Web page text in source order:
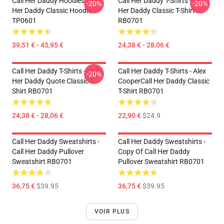
Her Daddy Classic Hoodie
TP0601
39,51 € - 45,95 €
-20%
Her Daddy Classic T-Shirt
RB0701
24,38 € - 28,06 €
-20%
Call Her Daddy T-Shirts - Call
Her Daddy Quote Classic T-
Shirt RB0701
24,38 € - 28,06 €
-20%
Call Her Daddy T-Shirts - Alex
CooperCall Her Daddy Classic
T-Shirt RB0701
22,90 €$24.9
Call Her Daddy Sweatshirts -
Call Her Daddy Pullover
Sweatshirt RB0701
36,75 €$39.95
Call Her Daddy Sweatshirts -
Copy Of Call Her Daddy
Pullover Sweatshirt RB0701
36,75 €$39.95
VOIR PLUS